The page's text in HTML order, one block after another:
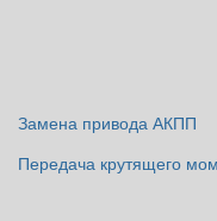
Замена привода АКПП
Передача крутящего